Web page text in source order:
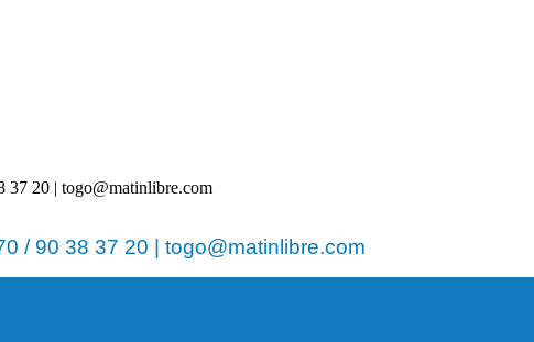
37 20 | togo@matinlibre.com
/ 90 38 37 20 | togo@matinlibre.com